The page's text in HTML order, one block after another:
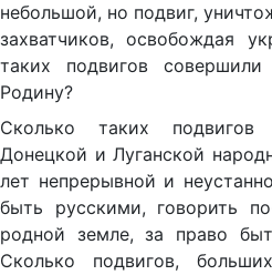
небольшой, но подвиг,
захватчиков, освобождая
таких подвигов
Родину?
Сколько таких подвигов
Донецкой и Луганской
лет непрерывной и
быть русскими, говорить
родной земле, за право
Сколько подвигов,